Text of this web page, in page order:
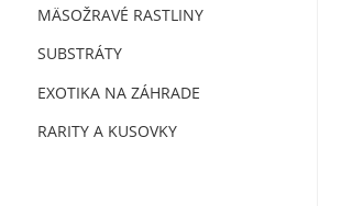
MÄSOŽRAVÉ RASTLINY
SUBSTRÁTY
EXOTIKA NA ZÁHRADE
RARITY A KUSOVKY